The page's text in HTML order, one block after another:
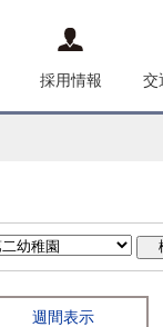
採用情報 交
週間表示